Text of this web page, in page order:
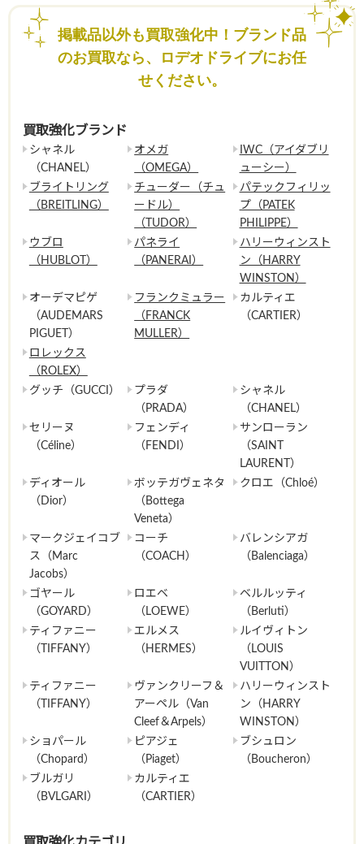
掲載品以外も買取強化中！ブランド品
のお買取なら、ロデオドライブにお任
せください。
買取強化ブランド
シャネル
（CHANEL）
オメガ
（OMEGA）
IWC（アイダブリ
ューシー）
ブライトリング
（BREITLING）
チューダー（チュ
ードル）
（TUDOR）
パテックフィリッ
プ（PATEK
PHILIPPE）
ウブロ
（HUBLOT）
パネライ
（PANERAI）
ハリーウィンスト
ン（HARRY
WINSTON）
オーデマピゲ
（AUDEMARS
PIGUET）
フランクミュラー
（FRANCK
MULLER）
カルティエ
（CARTIER）
ロレックス
（ROLEX）
グッチ（GUCCI）
プラダ
（PRADA）
シャネル
（CHANEL）
セリーヌ
（Céline）
フェンディ
（FENDI）
サンローラン
（SAINT
LAURENT）
ディオール
（Dior）
ボッテガヴェネタ
（Bottega
Veneta）
クロエ（Chloé）
マークジェイコブ
ス（Marc
Jacobs）
コーチ
（COACH）
バレンシアガ
（Balenciaga）
ゴヤール
（GOYARD）
ロエベ
（LOEWE）
ベルルッティ
（Berluti）
ティファニー
（TIFFANY）
エルメス
（HERMES）
ルイヴィトン
（LOUIS
VUITTON）
ティファニー
（TIFFANY）
ヴァンクリーフ＆
アーペル（Van
Cleef＆Arpels）
ハリーウィンスト
ン（HARRY
WINSTON）
ショパール
（Chopard）
ピアジェ
（Piaget）
ブシュロン
（Boucheron）
ブルガリ
（BVLGARI）
カルティエ
（CARTIER）